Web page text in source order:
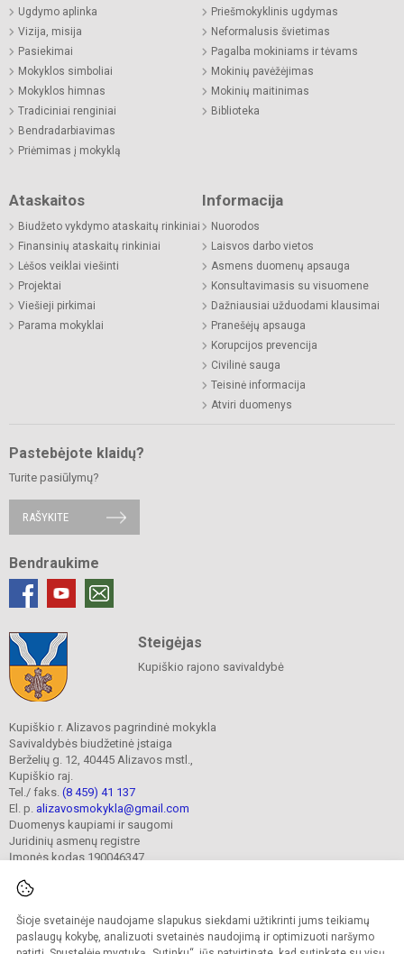
Šioje svetainėje naudojame slapukus siekdami užtikrinti jums teikiamų
paslaugų kokybę, analizuoti svetainės naudojimą ir optimizuoti naršymo
Ugdymo aplinka
Vizija, misija
Pasiekimai
Mokyklos simboliai
Mokyklos himnas
Tradiciniai renginiai
Bendradarbiavimas
Priėmimas į mokyklą
Priešmokyklinis ugdymas
Neformalusis švietimas
Pagalba mokiniams ir tėvams
Mokinių pavėžėjimas
Mokinių maitinimas
Biblioteka
Ataskaitos
Biudžeto vykdymo ataskaitų rinkiniai
Finansinių ataskaitų rinkiniai
Lėšos veiklai viešinti
Projektai
Viešieji pirkimai
Parama mokyklai
Informacija
Nuorodos
Laisvos darbo vietos
Asmens duomenų apsauga
Konsultavimasis su visuomene
Dažniausiai užduodami klausimai
Pranešėjų apsauga
Korupcijos prevencija
Civilinė sauga
Teisinė informacija
Atviri duomenys
Pastebėjote klaidų?
Turite pasiūlymų?
RAŠYKITE
Bendraukime
Steigėjas
Kupiškio rajono savivaldybė
Kupiškio r. Alizavos pagrindinė mokykla
Savivaldybės biudžetinė įstaiga
Berželių g. 12, 40445 Alizavos mstl.,
Kupiškio raj.
Tel./ faks. (8 459) 41 137
El. p. alizavosmokykla@gmail.com
Duomenys kaupiami ir saugomi
Juridinių asmenų registre
Įmonės kodas 190046347
© 2023. Kupiškio r. Alizavos pagrindinė mokykla. Visos teisės saugomos.
Kopijuoti turinį be raštiško įstaigos administracijos sutikimo griežtai draudžiama.